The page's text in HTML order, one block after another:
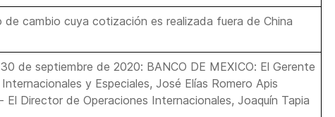
cambio cuya cotización es realizada fuera de China
de septiembre de 2020: BANCO DE MEXICO: El Gerente
y Especiales, José Elías Romero Apis
El Director de Operaciones Internacionales, Joaquín Tapia